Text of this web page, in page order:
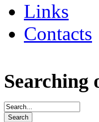
Links
Contacts
Searching